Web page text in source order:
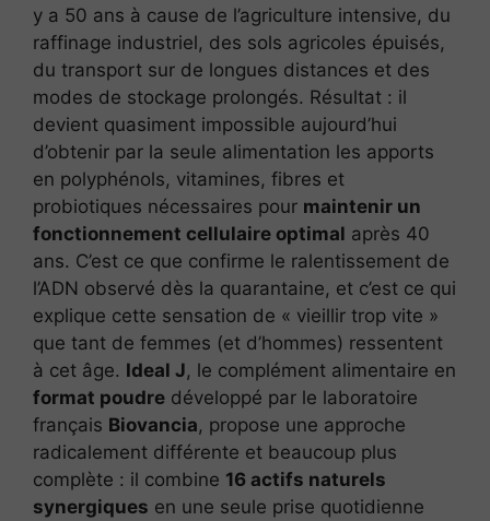
y a 50 ans à cause de l’agriculture intensive, du
raffinage industriel, des sols agricoles épuisés,
du transport sur de longues distances et des
modes de stockage prolongés. Résultat : il
devient quasiment impossible aujourd’hui
d’obtenir par la seule alimentation les apports
en polyphénols, vitamines, fibres et
probiotiques nécessaires pour maintenir un
fonctionnement cellulaire optimal après 40
ans. C’est ce que confirme le ralentissement de
l’ADN observé dès la quarantaine, et c’est ce qui
explique cette sensation de « vieillir trop vite »
que tant de femmes (et d’hommes) ressentent
à cet âge. Ideal J, le complément alimentaire en
format poudre développé par le laboratoire
français Biovancia, propose une approche
radicalement différente et beaucoup plus
complète : il combine 16 actifs naturels
synergiques en une seule prise quotidienne